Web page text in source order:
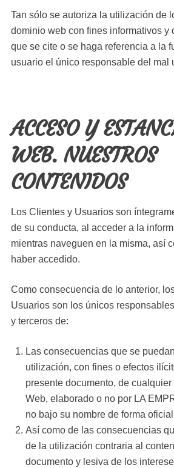
Tan sólo se autoriza la utilización de
dominio web con fines informativos y
que se cite o se haga referencia a la
usuario el único responsable del mal
ACCESO Y
WEB. NUESTROS
CONTENIDOS
Los Clientes y Usuarios son
de su conducta, al acceder a la
mientras naveguen en la misma, así
haber accedido.
Como consecuencia de lo anterior,
Usuarios son los únicos
y terceros de:
Las consecuencias que se
utilización, con fines o efectos
presente documento, de
Web, elaborado o no por LA
no bajo su nombre de forma
Así como de las consecuencias
de la utilización contraria al
documento y lesiva de los